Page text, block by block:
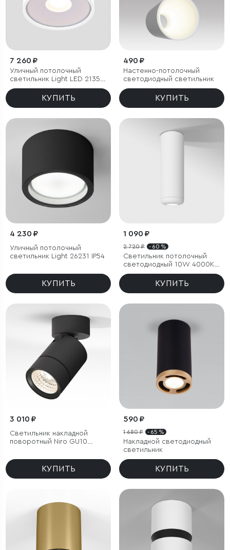
7 260 ₽
Уличный потолочный
светильник Light LED 2135
IP65
КУПИТЬ
490 ₽
Настенно-потолочный
светодиодный светильник
КУПИТЬ
4 230 ₽
Уличный потолочный
светильник Light 26231 IP54
КУПИТЬ
1 090 ₽
2 720 ₽ - 60 %
Светильник потолочный
светодиодный 10W 4000K
белый
КУПИТЬ
3 010 ₽
Светильник накладной
поворотный Niro GU10
КУПИТЬ
590 ₽
1 680 ₽ - 65 %
Накладной светодиодный
светильник
КУПИТЬ